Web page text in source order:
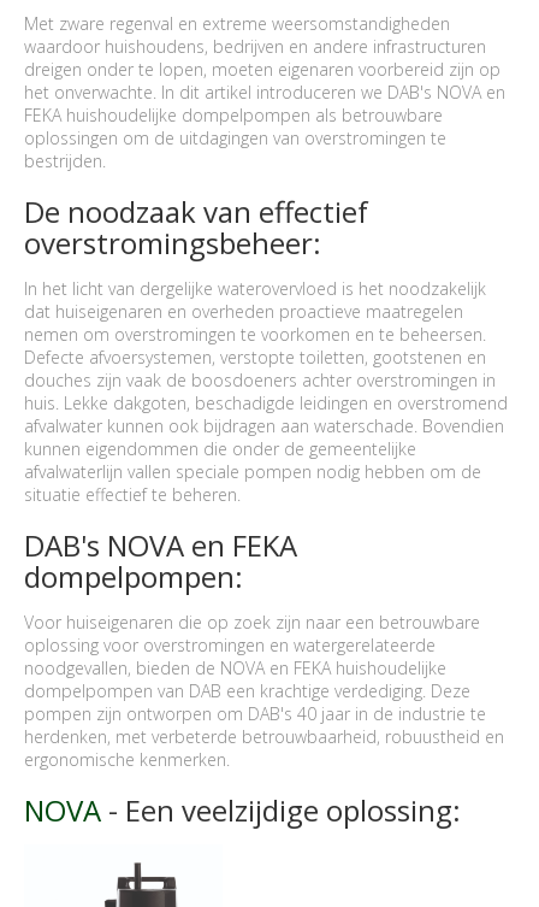
Met zware regenval en extreme weersomstandigheden
waardoor huishoudens, bedrijven en andere infrastructuren
dreigen onder te lopen, moeten eigenaren voorbereid zijn op
het onverwachte. In dit artikel introduceren we DAB's NOVA en
FEKA huishoudelijke dompelpompen als betrouwbare
oplossingen om de uitdagingen van overstromingen te
bestrijden.
De noodzaak van effectief
overstromingsbeheer:
In het licht van dergelijke waterovervloed is het noodzakelijk
dat huiseigenaren en overheden proactieve maatregelen
nemen om overstromingen te voorkomen en te beheersen.
Defecte afvoersystemen, verstopte toiletten, gootstenen en
douches zijn vaak de boosdoeners achter overstromingen in
huis. Lekke dakgoten, beschadigde leidingen en overstromend
afvalwater kunnen ook bijdragen aan waterschade. Bovendien
kunnen eigendommen die onder de gemeentelijke
afvalwaterlijn vallen speciale pompen nodig hebben om de
situatie effectief te beheren.
DAB's NOVA en FEKA
dompelpompen:
Voor huiseigenaren die op zoek zijn naar een betrouwbare
oplossing voor overstromingen en watergerelateerde
noodgevallen, bieden de NOVA en FEKA huishoudelijke
dompelpompen van DAB een krachtige verdediging. Deze
pompen zijn ontworpen om DAB's 40 jaar in de industrie te
herdenken, met verbeterde betrouwbaarheid, robuustheid en
ergonomische kenmerken.
NOVA - Een veelzijdige oplossing: